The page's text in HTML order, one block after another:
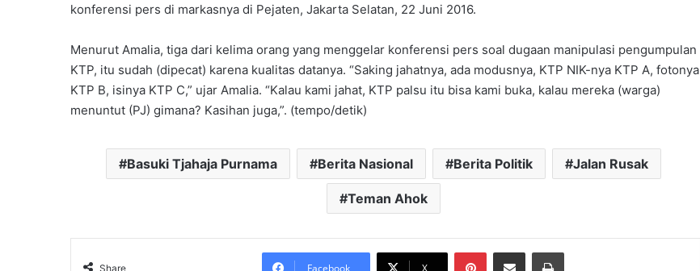
konferensi pers di markasnya di Pejaten, Jakarta Selatan, 22 Juni 2016.
Menurut Amalia, tiga dari kelima orang yang menggelar konferensi pers soal dugaan manipulasi pengumpulan
KTP, itu sudah (dipecat) karena kualitas datanya. “Saking jahatnya, ada modusnya, KTP NIK-nya KTP A, fotonya
KTP B, isinya KTP C,” ujar Amalia. “Kalau kami jahat, KTP palsu itu bisa kami buka, kalau mereka (warga)
menuntut (PJ) gimana? Kasihan juga,”. (tempo/detik)
Basuki Tjahaja Purnama Berita Nasional Berita Politik Jalan Rusak
Teman Ahok
Share
PinterestShare via Email Print